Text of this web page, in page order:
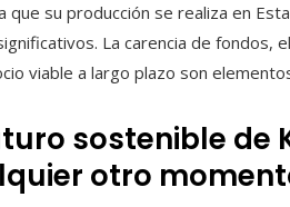
que su producción se realiza en
La carencia de fondos,
viable a largo plazo son
sostenible de
otro